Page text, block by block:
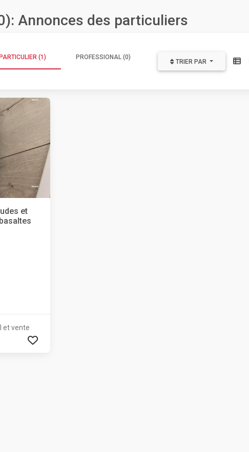
Annonces des particuliers
(1) PROFESSIONAL (0)
TRIER PAR
et
et vente